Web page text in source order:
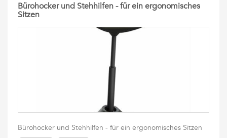
Bürohocker und Stehhilfen - für ein ergonomisches
Sitzen
Bürohocker und Stehhilfen - für ein ergonomisches Sitzen